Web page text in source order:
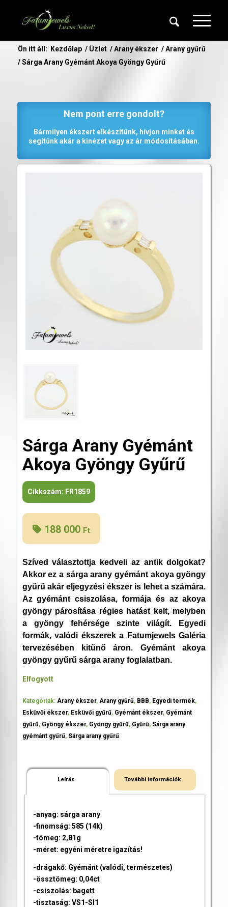
Ön itt áll: Kezdőlap / Üzlet / Arany ékszer / Arany gyűrű
/ Sárga Arany Gyémánt Akoya Gyöngy Gyűrű
Nem pont erre gondolt?
Bármilyen ékszert elkészítünk, hívjon minket és
segítünk akár a kinézet vagy az ár módosításában.
Sárga Arany Gyémánt
Akoya Gyöngy Gyűrű
Cikkszám: FR1859
188 000 Ft
Szíved választottja kedveli az antik dolgokat?
Akkor ez a sárga arany gyémánt akoya gyöngy
gyűrű akár eljegyzési ékszer is lehet a számára.
Az gyémánt csiszolása, formája és az akoya
gyöngy párosítása régies hatást kelt, melyben
a gyöngy fehérsége szinte világít. Egyedi
formák, valódi ékszerek a Fatumjewels Galéria
tervezésében kitűnő áron. Gyémánt akoya
gyöngy gyűrű sárga arany foglalatban.
Elfogyott
Kategóriák: Arany ékszer, Arany gyűrű, BBB, Egyedi termék,
Esküvői ékszer, Esküvői gyűrű, Gyémánt ékszer, Gyémánt
gyűrű, Gyöngy ékszer, Gyöngy gyűrű, Gyűrű, Sárga arany
gyémánt gyűrű, Sárga arany gyűrű
Leírás További információk
-anyag: sárga arany
-finomság: 585 (14k)
-tömeg: 2,81g
-méret: egyéni méretre igazítás!
-drágakő: Gyémánt (valódi, természetes)
-össztömeg: 0,04ct
-csiszolás: bagett
-tisztaság: VS1-SI1